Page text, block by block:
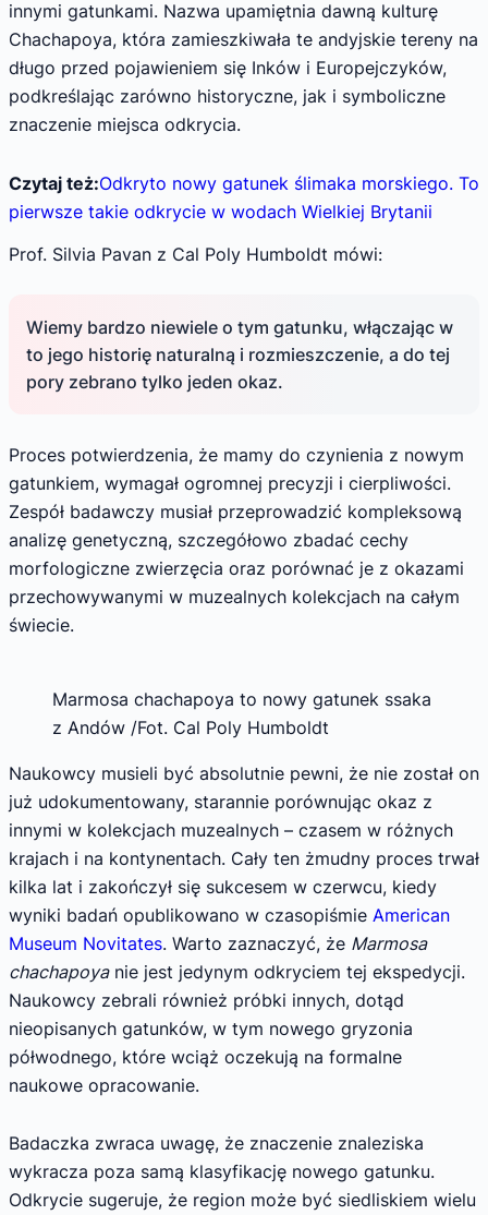
innymi gatunkami. Nazwa upamiętnia dawną kulturę
Chachapoya, która zamieszkiwała te andyjskie tereny na
długo przed pojawieniem się Inków i Europejczyków,
podkreślając zarówno historyczne, jak i symboliczne
znaczenie miejsca odkrycia.
Czytaj też:Odkryto nowy gatunek ślimaka morskiego. To
pierwsze takie odkrycie w wodach Wielkiej Brytanii
Prof. Silvia Pavan z Cal Poly Humboldt mówi:
Wiemy bardzo niewiele o tym gatunku, włączając w
to jego historię naturalną i rozmieszczenie, a do tej
pory zebrano tylko jeden okaz.
Proces potwierdzenia, że mamy do czynienia z nowym
gatunkiem, wymagał ogromnej precyzji i cierpliwości.
Zespół badawczy musiał przeprowadzić kompleksową
analizę genetyczną, szczegółowo zbadać cechy
morfologiczne zwierzęcia oraz porównać je z okazami
przechowywanymi w muzealnych kolekcjach na całym
świecie.
Marmosa chachapoya to nowy gatunek ssaka
z Andów /Fot. Cal Poly Humboldt
Naukowcy musieli być absolutnie pewni, że nie został on
już udokumentowany, starannie porównując okaz z
innymi w kolekcjach muzealnych – czasem w różnych
krajach i na kontynentach. Cały ten żmudny proces trwał
kilka lat i zakończył się sukcesem w czerwcu, kiedy
wyniki badań opublikowano w czasopiśmie American
Museum Novitates. Warto zaznaczyć, że Marmosa
chachapoyanie jest jedynym odkryciem tej ekspedycji.
Naukowcy zebrali również próbki innych, dotąd
nieopisanych gatunków, w tym nowego gryzonia
półwodnego, które wciąż oczekują na formalne
naukowe opracowanie.
Badaczka zwraca uwagę, że znaczenie znaleziska
wykracza poza samą klasyfikację nowego gatunku.
Odkrycie sugeruje, że region może być siedliskiem wielu